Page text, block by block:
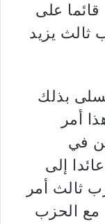
على
ثالث يزيد
بذلك
أمر
في
إلى
ثالث أمر
مع الحزب